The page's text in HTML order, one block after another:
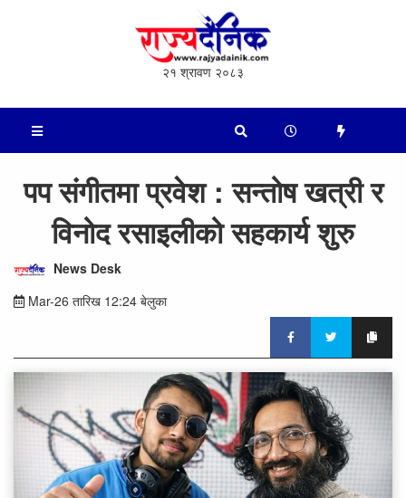
२१ श्रावण २०८३
पप संगीतमा प्रवेश : सन्तोष खत्री र
विनोद रसाइलीको सहकार्य शुरु
News Desk
Mar-26 तारिख 12:24 बेलुका